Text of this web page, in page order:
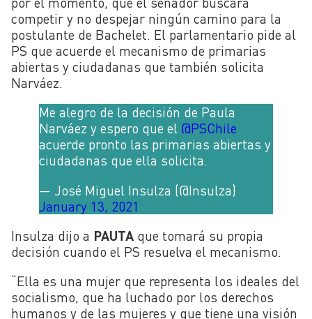
competir y no despejar ningún camino para la
postulante de Bachelet. El parlamentario pide al
PS que acuerde el mecanismo de primarias
abiertas y ciudadanas que también solicita
Narváez.
Me alegro de la decisión de Paula
Narváez y espero que el @PSChile
acuerde pronto las primarias abiertas y
ciudadanas que ella solicita.
— José Miguel Insulza (@Insulza)
January 13, 2021
Insulza dijo a PAUTA que tomará su propia
decisión cuando el PS resuelva el mecanismo.
“Ella es una mujer que representa los ideales del
socialismo, que ha luchado por los derechos
humanos y de las mujeres y que tiene una visión